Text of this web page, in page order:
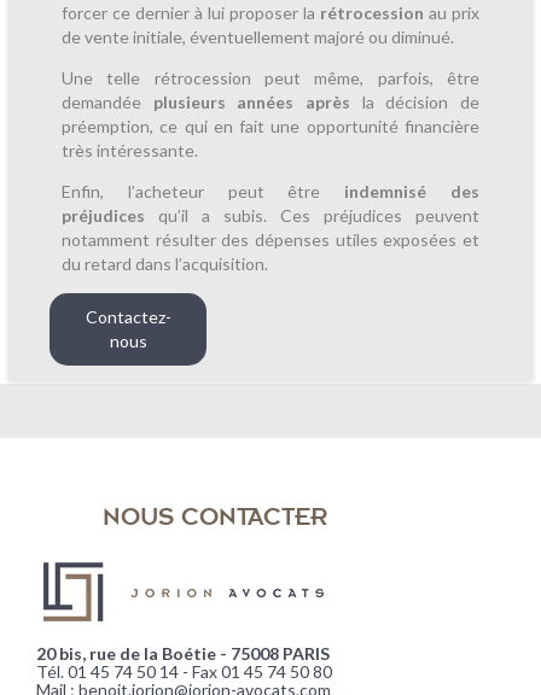
forcer ce dernier à lui proposer la rétrocession au prix
de vente initiale, éventuellement majoré ou diminué.
Une telle rétrocession peut même, parfois, être
demandée plusieurs années après la décision de
préemption, ce qui en fait une opportunité financière
très intéressante.
Enfin, l’acheteur peut être indemnisé des
préjudices qu’il a subis. Ces préjudices peuvent
notamment résulter des dépenses utiles exposées et
du retard dans l’acquisition.
Contactez-
nous
NOUS CONTACTER
20 bis, rue de la Boétie - 75008 PARIS
Tél. 01 45 74 50 14 - Fax 01 45 74 50 80
Mail : benoit.jorion@jorion-avocats.com